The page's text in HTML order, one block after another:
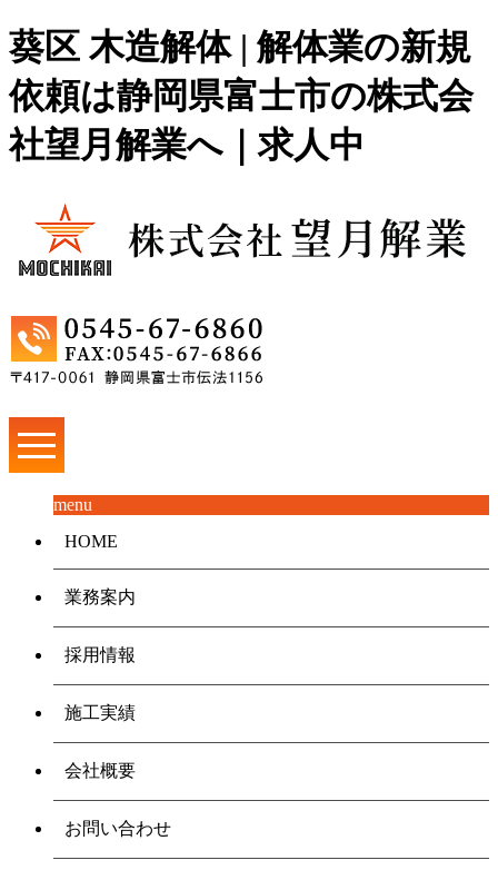
葵区 木造解体 | 解体業の新規
依頼は静岡県富士市の株式会
社望月解業へ｜求人中
menu
HOME
業務案内
採用情報
施工実績
会社概要
お問い合わせ